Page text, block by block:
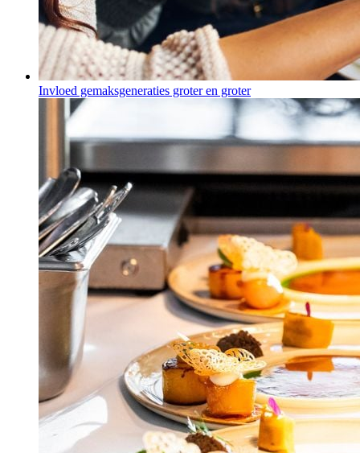
Invloed gemaksgeneraties groter en groter